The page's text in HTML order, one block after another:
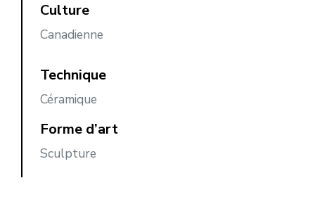
Culture
Canadienne
Technique
Céramique
Forme d’art
Sculpture